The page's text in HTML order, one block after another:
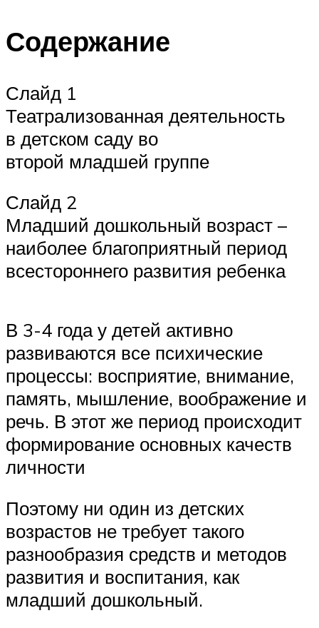
Содержание
Слайд 1
Театрализованная деятельность
в детском саду во
второй младшей группе
Слайд 2
Младший дошкольный возраст –
наиболее благоприятный период
всестороннего развития ребенка
В 3-4 года у детей активно
развиваются все психические
процессы: восприятие, внимание,
память, мышление, воображение и
речь. В этот же период происходит
формирование основных качеств
личности
Поэтому ни один из детских
возрастов не требует такого
разнообразия средств и методов
развития и воспитания, как
младший дошкольный.